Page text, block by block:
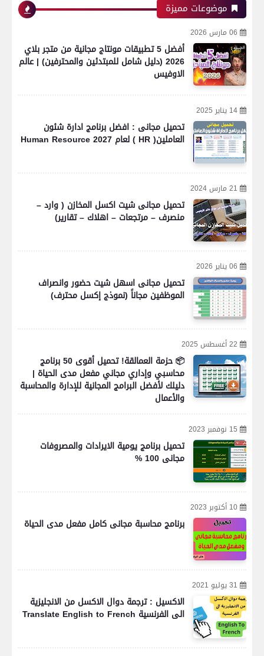
موضوعات مميزة
06 مارس 2026
أفضل 5 تطبيقات مونتاج مجانية من متجر بلاي
2026 (دليل شامل للمبتدئين والمحترفين) | عالم
الاوفيس
14 يناير 2025
تحميل مجانى : افضل برنامج ادارة شئون
العاملين( HR ) لعام 2027 Human Resource
21 مارس 2024
تحميل مجانى شيت اكسل المخازن ( وارد –
منصرف – مرتجعات – اهلاك – تقارير)
06 يناير 2026
تحميل مجانى اسهل شيت حضور وانصراف
الموظفين مجاناً (نموذج إكسل محترف)
22 أغسطس 2025
📦 حزمة العمالقة! تحميل أقوى 50 برنامج
محاسبي وإداري مجاني مفعل مدى الحياة |
دليلك لأفضل البرامج المجانية للإدارة والمحاسبة
والأعمال
15 نوفمبر 2023
تحميل برنامج يومية الايرادات والمصروفات
مجانى 100 %
10 أكتوبر 2023
برنامج محاسبة مجانى كامل مفعل مدى الحياة
31 يوليو 2021
الاكسيل : ترجمة دوال الاكسل من الانجليزية
الى الفرنسية Translate English to French